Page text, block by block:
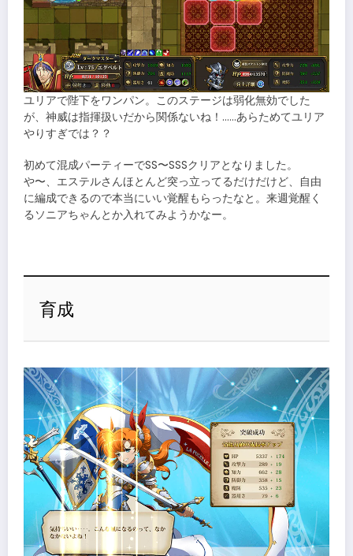
ユリアで陛下をワンパン。このステージは弱化無効でした
が、神威は指揮扱いだから関係ないね！……あらためてユリア
やりすぎでは？？
初めて混成パーティーでSS〜SSSクリアとなりました。
や〜、エステルさんほとんど突っ立ってるだけだけど、自由
に編成できるので本当にいい覚醒もらったなと。来週覚醒く
るソニアちゃんとか入れてみようかなー。
育成